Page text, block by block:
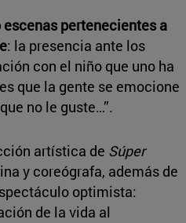
escenas pertenecientes a
: la presencia ante los
con el niño que uno ha
que la gente se emocione
no le guste…”.
artística de Súper
y coreógrafa, además de
optimista:
de la vida al